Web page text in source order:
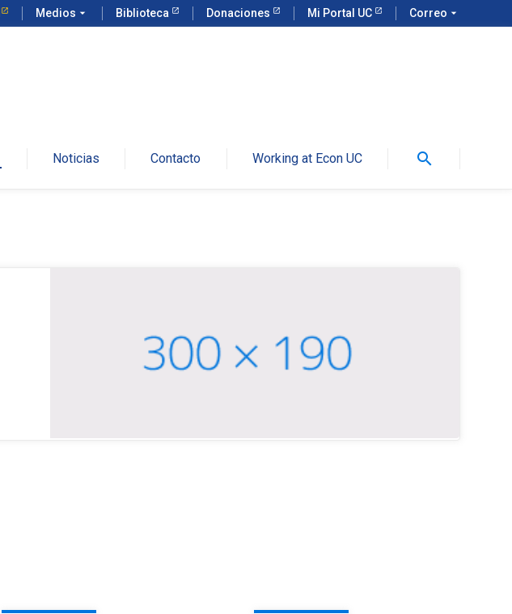
Medios arrow_drop_down Biblioteca Donaciones Mi Portal UC Correo arrow_drop_down
Noticias Contacto Working at Econ UC search